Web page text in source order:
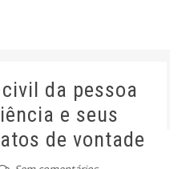
da pessoa
e seus
de vontade